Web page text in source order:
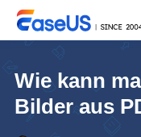
Wie kann
Bilder aus